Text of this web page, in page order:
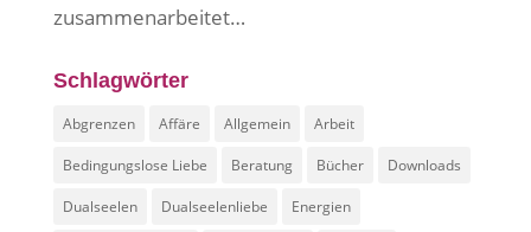
zusammenarbeitet…
Schlagwörter
Abgrenzen Affäre Allgemein Arbeit
Bedingungslose Liebe Beratung Bücher Downloads
Dualseelen Dualseelenliebe Energien